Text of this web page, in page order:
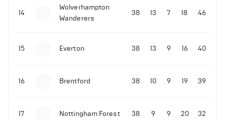
Иван Редкач сделал крупную ставку на второй
бой между Усиком и Джошуа
14
Wolverhampton
Wanderers
38 13 7 18 46
15 Everton 38 13 9 16 40
16 Brentford 38 10 9 19 39
17 Nottingham Forest 38 9 9 20 32